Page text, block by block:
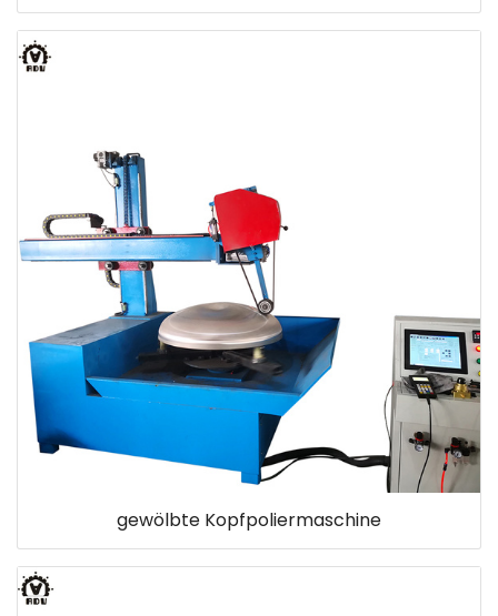
gewölbte Kopfpoliermaschine